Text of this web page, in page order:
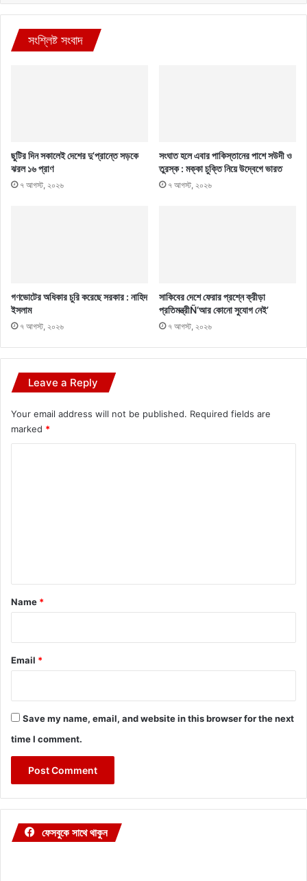
সংশ্লিষ্ট সংবাদ
ছুটির দিন সকালেই দেশের দু’প্রান্তে সড়কে
ঝরল ১৬ প্রাণ
৭ আগস্ট, ২০২৬
সংঘাত হলে এবার পাকিস্তানের পাশে সউদী ও
তুরস্ক : মক্কা চুক্তি নিয়ে উদ্বেগে ভারত
৭ আগস্ট, ২০২৬
গণভোটের অধিকার চুরি করেছে সরকার : নাহিদ
ইসলাম
৭ আগস্ট, ২০২৬
সাকিবের দেশে ফেরার প্রশ্নে ক্রীড়া
প্রতিমন্ত্রীÑ‘আর কোনো সুযোগ নেই’
৭ আগস্ট, ২০২৬
Leave a Reply
Your email address will not be published. Required fields are
marked *
*
Name *
Email *
Save my name, email, and website in this browser for the next
time I comment.
ফেসবুকে সাথে থাকুন